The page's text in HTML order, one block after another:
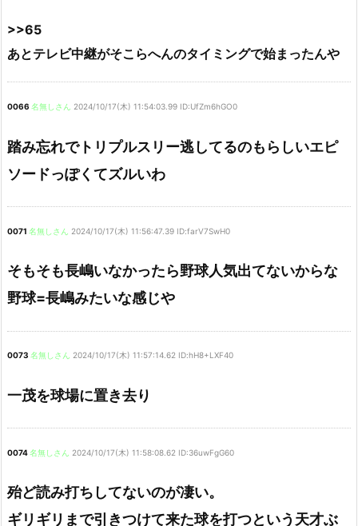
>>65
あとテレビ中継がそこらへんのタイミングで始まったんや
0066 名無しさん 2024/10/17(木) 11:54:03.99 ID:UfZm6hGO0
踏み忘れでトリプルスリー逃してるのもらしいエピ
ソードっぽくてズルいわ
0071 名無しさん 2024/10/17(木) 11:56:47.39 ID:farV7SwH0
そもそも長嶋いなかったら野球人気出てないからな
野球=長嶋みたいな感じや
0073 名無しさん 2024/10/17(木) 11:57:14.62 ID:hH8+LXF40
一茂を球場に置き去り
0074名無しさん 2024/10/17(木) 11:58:08.62 ID:36uwFgG60
殆ど読み打ちしてないのが凄い。
ギリギリまで引きつけて来た球を打つという天才ぶ